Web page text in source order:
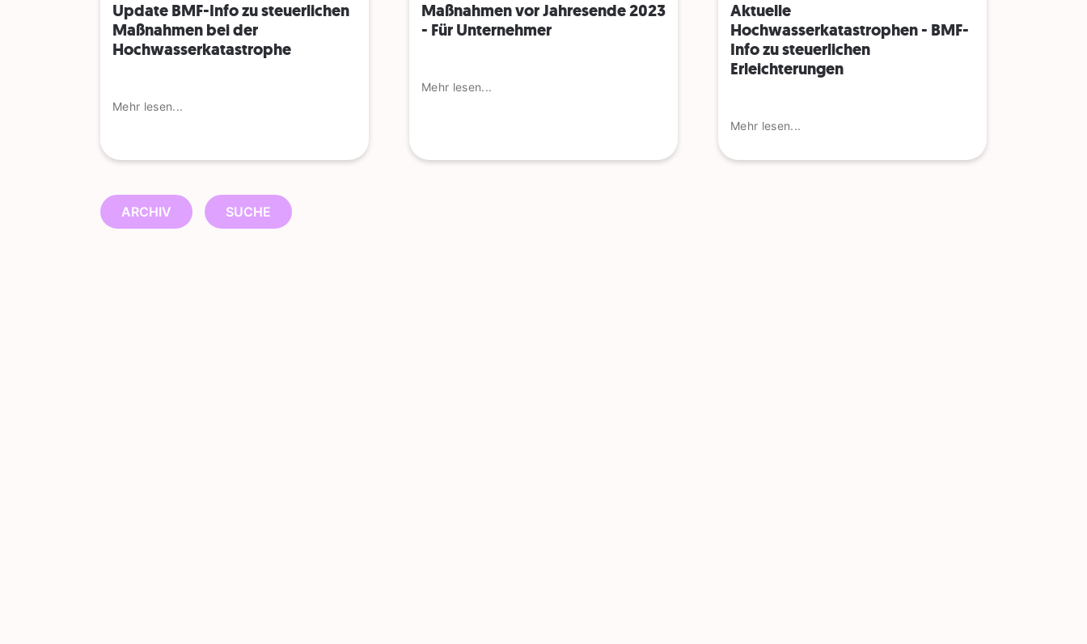
Update BMF-Info zu steuerlichen
Maßnahmen bei der
Hochwasserkatastrophe
Mehr lesen...
Maßnahmen vor Jahresende 2023
- Für Unternehmer
Mehr lesen...
Aktuelle
Hochwasserkatastrophen - BMF-
Info zu steuerlichen
Erleichterungen
Mehr lesen...
ARCHIV SUCHE